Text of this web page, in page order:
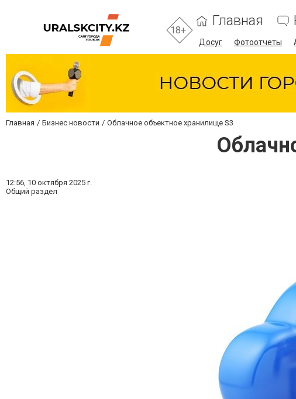
18+
Главная
Досуг Фотоотчеты
Главная Бизнес новости Облачное объектное хранилище S3
12:56, 10 октября 2025 г.
Общий раздел